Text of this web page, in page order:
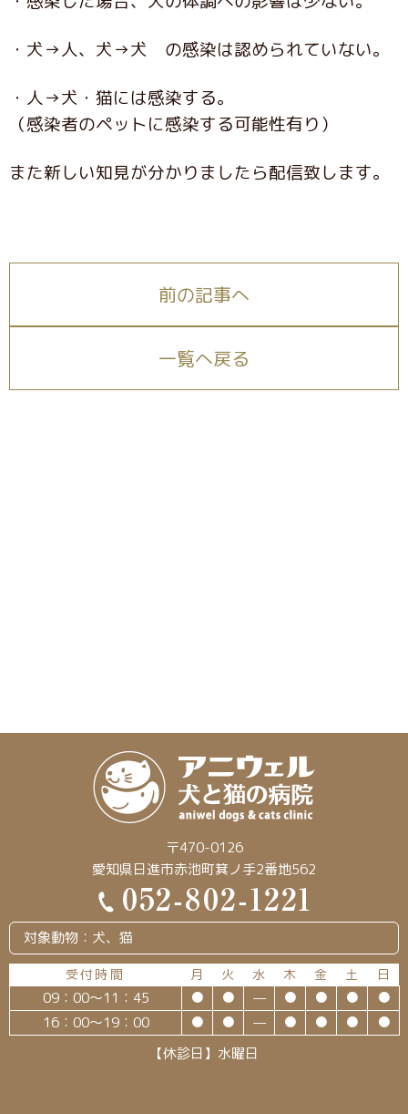
・犬→人、犬→犬 の感染は認められていない。
・人→犬・猫には感染する。
（感染者のペットに感染する可能性有り）
また新しい知見が分かりましたら配信致します。
前の記事へ
一覧へ戻る
〒470-0126
愛知県日進市赤池町箕ノ手2番地562
対象動物：犬、猫
受付時間 月 火 水 木 金 土 日
09：00～11：45 ● ● — ● ● ●
●
16：00～19：00
● ● — ● ● ●
●
【休診日】水曜日